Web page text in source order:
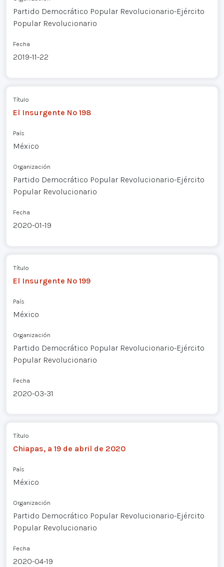
Partido Democrático Popular Revolucionario-Ejército
Popular Revolucionario
Fecha
2019-11-22
Título
El Insurgente Nº 198
País
México
Organización
Partido Democrático Popular Revolucionario-Ejército
Popular Revolucionario
Fecha
2020-01-19
Título
El Insurgente Nº 199
País
México
Organización
Partido Democrático Popular Revolucionario-Ejército
Popular Revolucionario
Fecha
2020-03-31
Título
Chiapas, a 19 de abril de 2020
País
México
Organización
Partido Democrático Popular Revolucionario-Ejército
Popular Revolucionario
Fecha
2020-04-19